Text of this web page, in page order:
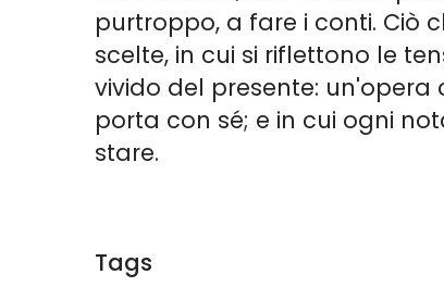
purtroppo, a fare i conti. Ciò
scelte, in cui si riflettono le
vivido del presente:
porta con sé; e in cui ogni
stare.
Tags